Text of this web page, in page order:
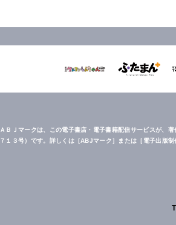
ＡＢＪマークは、この電子書店・電子書籍配信サービスが、
７１３号）です。詳しくは［ABJマーク］または［電子出版制